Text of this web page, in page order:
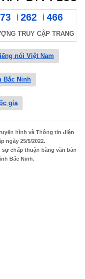
262 466
TRUY CẬP TRANG
nói Việt Nam
Bắc Ninh
gia
hình và Thông tin điện
ngày 25/5/2022.
chấp thuận bằng văn bản
Bắc Ninh.